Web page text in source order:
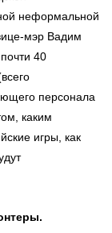
неформальной
мэр Вадим
40
персонала
каким
игры, как